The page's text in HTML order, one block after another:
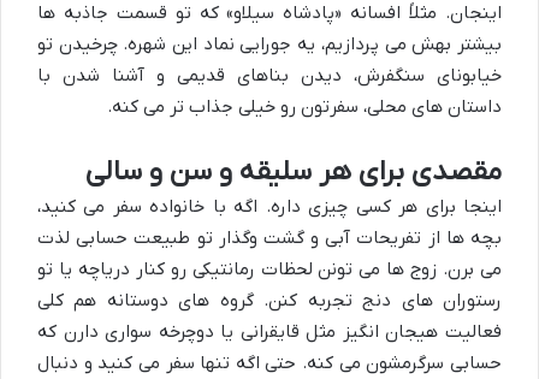
اینجان. مثلاً افسانه «پادشاه سیلاو» که تو قسمت جاذبه ها
بیشتر بهش می پردازیم، یه جورایی نماد این شهره. چرخیدن تو
خیابونای سنگفرش، دیدن بناهای قدیمی و آشنا شدن با
داستان های محلی، سفرتون رو خیلی جذاب تر می کنه.
مقصدی برای هر سلیقه و سن و سالی
اینجا برای هر کسی چیزی داره. اگه با خانواده سفر می کنید،
بچه ها از تفریحات آبی و گشت وگذار تو طبیعت حسابی لذت
می برن. زوج ها می تونن لحظات رمانتیکی رو کنار دریاچه یا تو
رستوران های دنج تجربه کنن. گروه های دوستانه هم کلی
فعالیت هیجان انگیز مثل قایقرانی یا دوچرخه سواری دارن که
حسابی سرگرمشون می کنه. حتی اگه تنها سفر می کنید و دنبال